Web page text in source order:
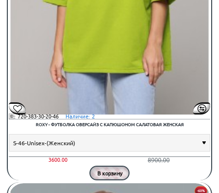
🆔: 720-383-30-20-46 ⠀Наличие: 2
ROXY - ФУТБОЛКА ОВЕРСАЙЗ С КАПЮШОНОМ САЛАТОВАЯ ЖЕНСКАЯ
3600.00 8900.00
В корзину
-60%